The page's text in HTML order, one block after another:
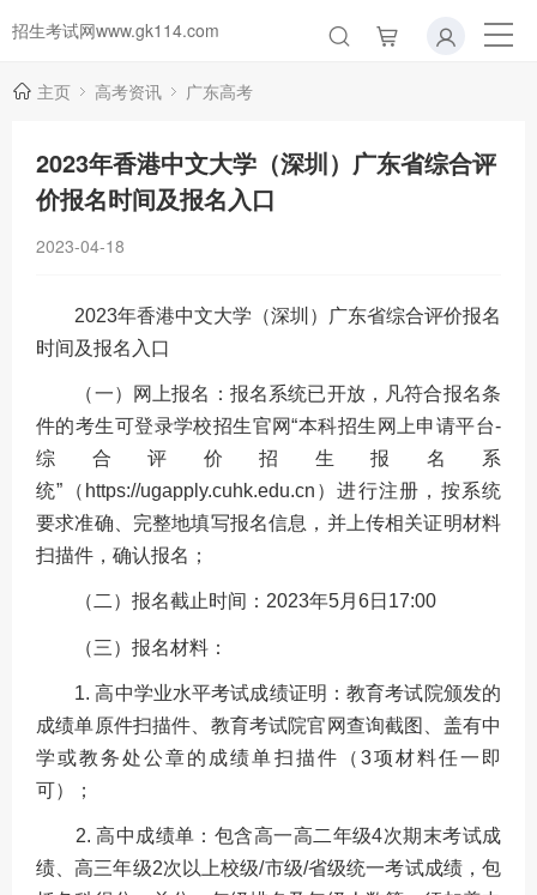
招生考试网www.gk114.com
主页 高考资讯 广东高考
2023年香港中文大学（深圳）广东省综合评
价报名时间及报名入口
2023-04-18
2023年香港中文大学（深圳）广东省综合评价报名
时间及报名入口
（一）网上报名：报名系统已开放，凡符合报名条
件的考生可登录学校招生官网“本科招生网上申请平台-
综合评价招生报名系
统”（https://ugapply.cuhk.edu.cn）进行注册，按系统
要求准确、完整地填写报名信息，并上传相关证明材料
扫描件，确认报名；
（二）报名截止时间：2023年5月6日17:00
（三）报名材料：
1. 高中学业水平考试成绩证明：教育考试院颁发的
成绩单原件扫描件、教育考试院官网查询截图、盖有中
学或教务处公章的成绩单扫描件（3项材料任一即
可）；
2. 高中成绩单：包含高一高二年级4次期末考试成
绩、高三年级2次以上校级/市级/省级统一考试成绩，包